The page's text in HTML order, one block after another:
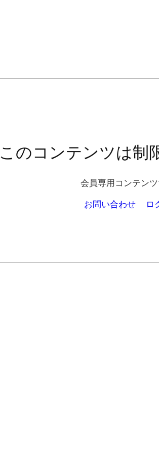
このコンテンツは制
会員専用コンテンツ
お問い合わせ ロ